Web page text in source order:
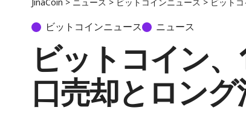
ビットコインニュース ニュース
ビットコイン
口売却とロン